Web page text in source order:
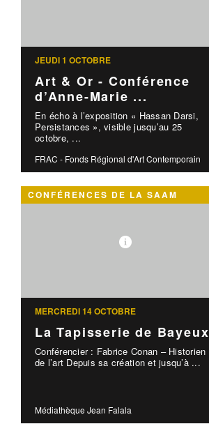
JEUDI 1 OCTOBRE
Art & Or - Conférence
d’Anne-Marie ...
En écho à l’exposition « Hassan Darsi,
Persistances », visible jusqu’au 25
octobre, ...
FRAC - Fonds Régional d'Art Contemporain
CONFÉRENCES DE LA SAAM
MERCREDI 14 OCTOBRE
La Tapisserie de Bayeux
Conférencier : Fabrice Conan – Historien
de l’art Depuis sa création et jusqu’à ...
Médiathèque Jean Falala